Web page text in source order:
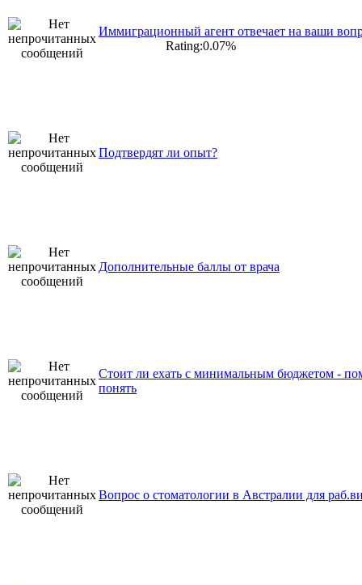
Иммиграционный агент отвечает на ваши
Rating:0.07%
Подтвердят ли опыт?
Дополнительные баллы от врача
Стоит ли ехать с минимальным бюджетом -
понять
Вопрос о стоматологии в Австралии для